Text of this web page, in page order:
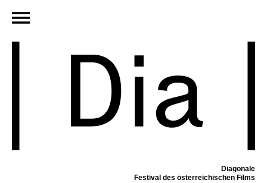
Diagonale
Festival des österreichischen Films